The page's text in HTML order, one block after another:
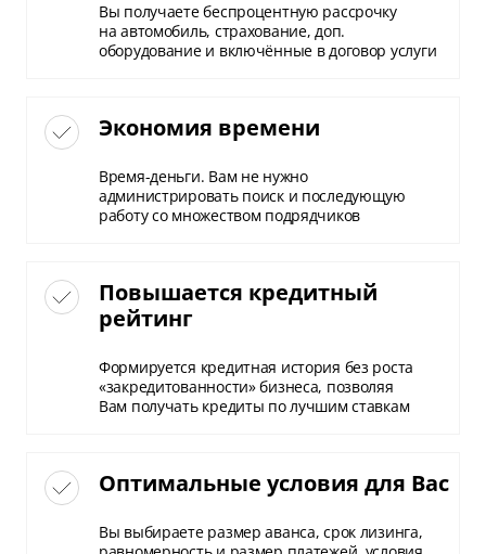
Вы получаете беспроцентную рассрочку
на автомобиль, страхование, доп.
оборудование и включённые в договор услуги
Экономия времени
Время-деньги. Вам не нужно
администрировать поиск и последующую
работу со множеством подрядчиков
Повышается кредитный
рейтинг
Формируется кредитная история без роста
«закредитованности» бизнеса, позволяя
Вам получать кредиты по лучшим ставкам
Оптимальные условия для Вас
Вы выбираете размер аванса, срок лизинга,